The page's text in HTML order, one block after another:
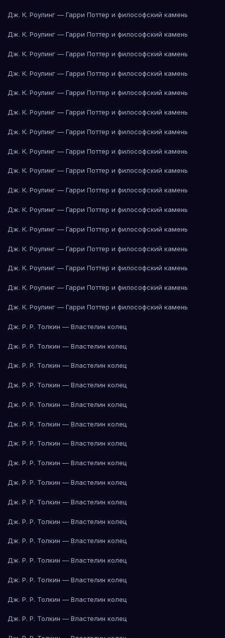
Дж. К. Роулинг — Гарри Поттер и философский камень
Дж. К. Роулинг — Гарри Поттер и философский камень
Дж. К. Роулинг — Гарри Поттер и философский камень
Дж. К. Роулинг — Гарри Поттер и философский камень
Дж. К. Роулинг — Гарри Поттер и философский камень
Дж. К. Роулинг — Гарри Поттер и философский камень
Дж. К. Роулинг — Гарри Поттер и философский камень
Дж. К. Роулинг — Гарри Поттер и философский камень
Дж. К. Роулинг — Гарри Поттер и философский камень
Дж. К. Роулинг — Гарри Поттер и философский камень
Дж. К. Роулинг — Гарри Поттер и философский камень
Дж. К. Роулинг — Гарри Поттер и философский камень
Дж. К. Роулинг — Гарри Поттер и философский камень
Дж. К. Роулинг — Гарри Поттер и философский камень
Дж. К. Роулинг — Гарри Поттер и философский камень
Дж. К. Роулинг — Гарри Поттер и философский камень
Дж. Р. Р. Толкин — Властелин колец
Дж. Р. Р. Толкин — Властелин колец
Дж. Р. Р. Толкин — Властелин колец
Дж. Р. Р. Толкин — Властелин колец
Дж. Р. Р. Толкин — Властелин колец
Дж. Р. Р. Толкин — Властелин колец
Дж. Р. Р. Толкин — Властелин колец
Дж. Р. Р. Толкин — Властелин колец
Дж. Р. Р. Толкин — Властелин колец
Дж. Р. Р. Толкин — Властелин колец
Дж. Р. Р. Толкин — Властелин колец
Дж. Р. Р. Толкин — Властелин колец
Дж. Р. Р. Толкин — Властелин колец
Дж. Р. Р. Толкин — Властелин колец
Дж. Р. Р. Толкин — Властелин колец
Дж. Р. Р. Толкин — Властелин колец